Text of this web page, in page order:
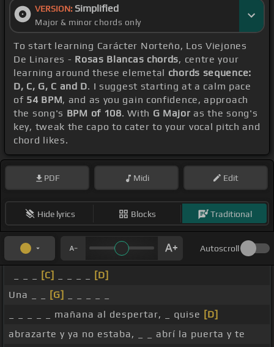
VERSION: Simplified
Major & minor chords only
To start learning Carácter Norteño, Los Viejones
De Linares - Rosas Blancas chords, centre your
learning around these elemetal chords sequence:
D, C, G, C and D. I suggest starting at a calm pace
of 54 BPM, and as you gain confidence, approach
the song's BPM of 108. With G Major as the song's
key, tweak the capo to cater to your vocal pitch and
chord likes.
PDF Midi Edit
Hide lyrics Blocks Traditional
Autoscroll
[C]
[D]
Una _ _
[G]
_ _ _ _ _ mañana al despertar, _ quise [D]
abrazarte y ya no estaba, _ _ abrí la puerta y te